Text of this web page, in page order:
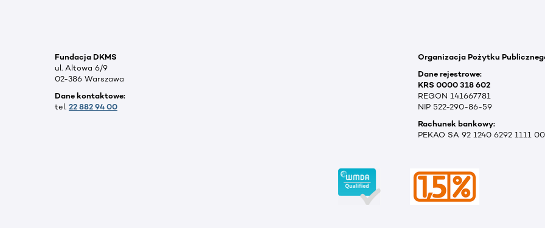
Fundacja DKMS
ul. Altowa 6/9
02-386 Warszawa
Dane kontaktowe:
tel. 22 882 94 00
Organizacja Pożytku
Dane rejestrowe:
KRS 0000 318 602
REGON 141667781
NIP 522-290-86-59
Rachunek bankowy:
PEKAO SA 92 1240 6292 1111